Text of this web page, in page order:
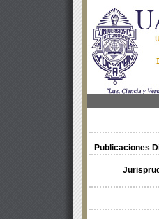
Publicaciones